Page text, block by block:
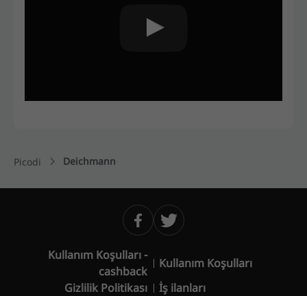
Picodi Deichmann
Kullanım Koşulları -
cashback
Kullanım Koşulları
Gizlilik Politikası
İş ilanları